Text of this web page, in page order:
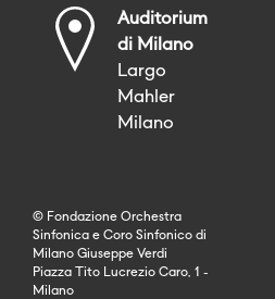
Auditorium
di Milano
Largo
Mahler
Milano
© Fondazione Orchestra
Sinfonica e Coro Sinfonico di
Milano Giuseppe Verdi
Piazza Tito Lucrezio Caro, 1 -
Milano